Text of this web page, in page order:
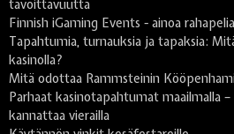
tavoittavuutta
Finnish iGaming Events - ainoa
Tapahtumia, turnauksia ja tapaksia:
kasinolla?
Mitä odottaa Rammsteinin
Parhaat kasinotapahtumat maailmalla –
kannattaa vierailla